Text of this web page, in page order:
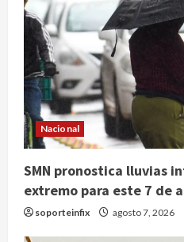
Nacional
SMN pronostica lluvias
extremo para este 7 de
soporteinfix agosto 7, 2026